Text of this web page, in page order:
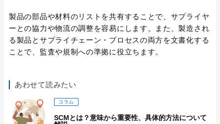
製品の部品や材料のリストを共有することで、サプライヤ
ーとの協力や物流の調整を容易にします。また、製造され
る製品とサプライチェーン・プロセスの両方を文書化する
ことで、監査や規制への準拠に役立ちます。
あわせて読みたい
コラム
SCMとは？意味から重要性、具体的方法について